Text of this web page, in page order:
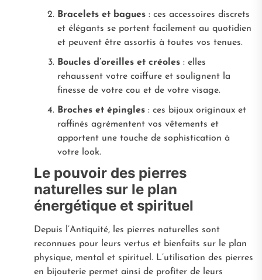
Bracelets et bagues: ces accessoires discrets
et élégants se portent facilement au quotidien
et peuvent être assortis à toutes vos tenues.
Boucles d’oreilles et créoles: elles
rehaussent votre coiffure et soulignent la
finesse de votre cou et de votre visage.
Broches et épingles: ces bijoux originaux et
raffinés agrémentent vos vêtements et
apportent une touche de sophistication à
votre look.
Le pouvoir des pierres
naturelles sur le plan
énergétique et spirituel
Depuis l’Antiquité, les pierres naturelles sont
reconnues pour leurs vertus et bienfaits sur le plan
physique, mental et spirituel. L’utilisation des pierres
en bijouterie permet ainsi de profiter de leurs